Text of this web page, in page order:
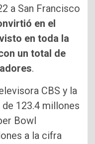
a San Francisco
en el
en toda la
un total de
.
CBS y la
123.4 millones
Bowl
a la cifra